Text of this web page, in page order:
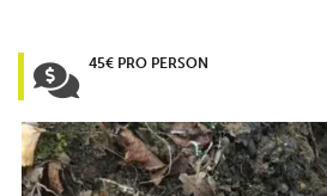
45€ PRO PERSON